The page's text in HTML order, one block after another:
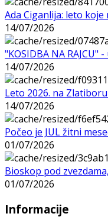
Ada Ciganlija: leto
14/07/2026
"KOSIDBA NA
14/07/2026
Leto 2026. na
14/07/2026
Počeo je JUL žitni
01/07/2026
Bioskop pod
01/07/2026
Informacije